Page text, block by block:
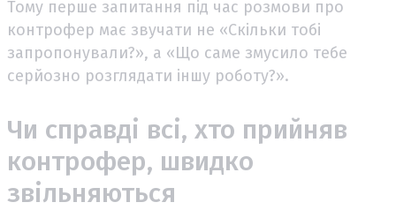
Тому перше запитання під час розмови про
контрофер має звучати не «Скільки тобі
запропонували?», а «Що саме змусило тебе
серйозно розглядати іншу роботу?».
Чи справді всі, хто прийняв
контрофер, швидко
звільняються